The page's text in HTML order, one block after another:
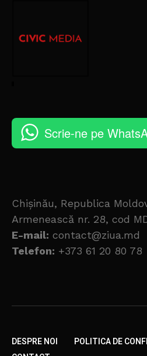
Scrie-ne pe
Chișinău, Republica
Armenească nr. 28, cod
E-mail: contact@ziua.md
Telefon: +373 61 20 80 78
DESPRE NOI
POLITICA DE